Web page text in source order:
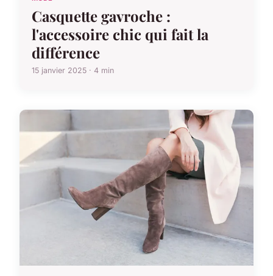
Casquette gavroche :
l'accessoire chic qui fait la
différence
15 janvier 2025 · 4 min